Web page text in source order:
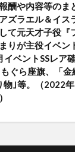
酬や内容等のま
ズラエル＆イス
て元天才子役『
りが主役イベン
ベントSSレア
もぐら座旗、「金
物｣等。（2022